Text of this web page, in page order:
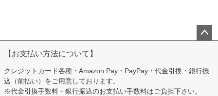
ップ
へ
【お支払い方法について】
クレジットカード各種・Amazon Pay・PayPay・代金引換・銀行振
込（前払い）をご用意しております。
※代金引換手数料・銀行振込のお支払い手数料はご負担下さい。